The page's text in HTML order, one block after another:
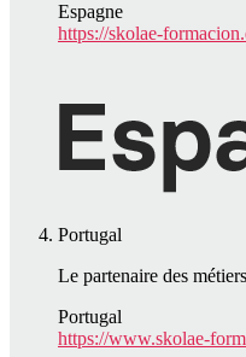
Espagne
https://skolae-
Portugal
Le partenaire des
Portugal
https://www.skolae-